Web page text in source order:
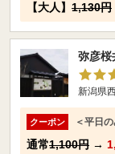
【大人】 1,130円
弥彦桜
新潟県
クーポン ＜平日
通常1,100円 →